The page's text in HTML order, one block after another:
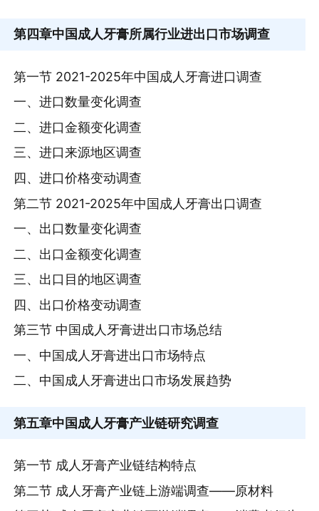
第四章中国成人牙膏所属行业进出口市场调查
第一节 2021-2025年中国成人牙膏进口调查
一、进口数量变化调查
二、进口金额变化调查
三、进口来源地区调查
四、进口价格变动调查
第二节 2021-2025年中国成人牙膏出口调查
一、出口数量变化调查
二、出口金额变化调查
三、出口目的地区调查
四、出口价格变动调查
第三节 中国成人牙膏进出口市场总结
一、中国成人牙膏进出口市场特点
二、中国成人牙膏进出口市场发展趋势
第五章中国成人牙膏产业链研究调查
第一节 成人牙膏产业链结构特点
第二节 成人牙膏产业链上游端调查——原材料